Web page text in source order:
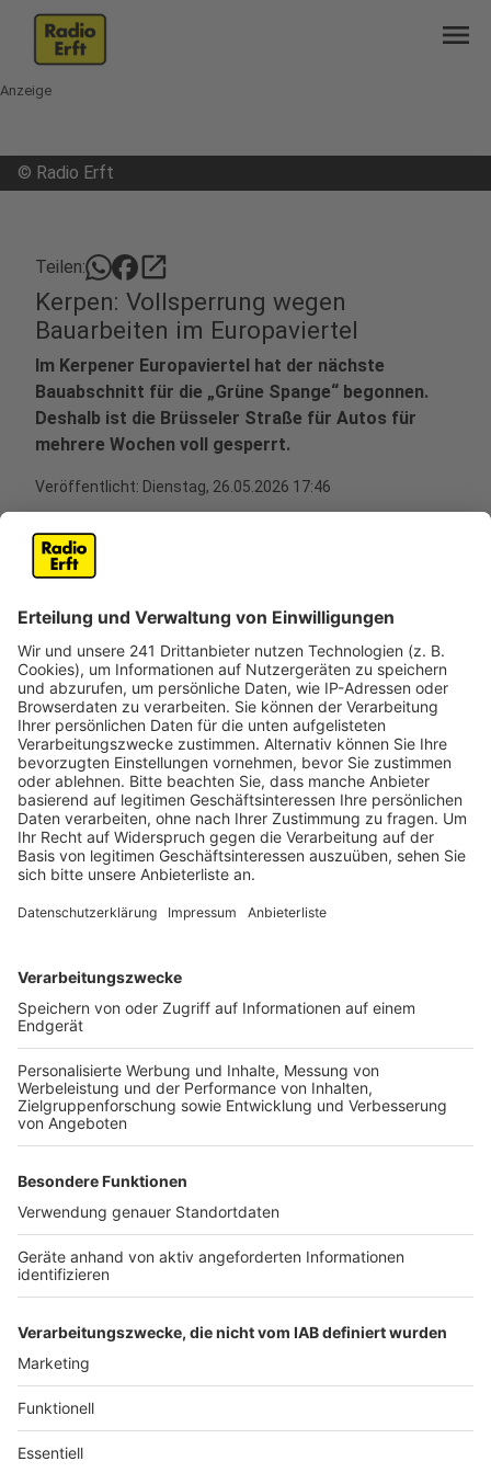
menu
Anzeige
© Radio Erft
Teilen: open_in_new
Kerpen: Vollsperrung wegen
Bauarbeiten im Europaviertel
Im Kerpener Europaviertel hat der nächste
Bauabschnitt für die „Grüne Spange“ begonnen.
Deshalb ist die Brüsseler Straße für Autos für
mehrere Wochen voll gesperrt.
Veröffentlicht: Dienstag, 26.05.2026 17:46
Anzeige
Im Europaviertel in Kerpen ist die Brüsseler Straße ab
Dienstag (26.05.) zwischen der Amsterdamer Straße
und der Schulstraße voll für Autos gesperrt. Grund ist
der nächste Bauabschnitt für die sogenannte „Grüne
Spange“. Nach Angaben der Stadt soll die Sperrung
rund vier Wochen dauern. Umleitungen sind
ausgeschildert und führen über die Schulstraße, die
Schützenstraße und die Amsterdamer Straße.
Fußgänger und Radfahrer können den Bereich
weiterhin passieren. Mit der „Grünen Spange“ soll im
Kerpener Europaviertel die Aufenthaltsqualität
verbessert werden. Geplant sind unter anderem neue
Verbindungen für Fußgänger und Radfahrer.
Anzeige
Weitere Themen von Rhein und Erft
Anzeige
Spezialeinheiten nehmen Mann in Köln-
Meschenich fest
Nach Unfall auf A553: Polizei sucht SUV-Gespann
Anzeige